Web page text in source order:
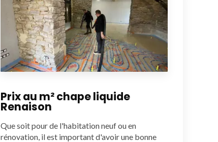
Prix au m² chape liquide
Renaison
Que soit pour de l'habitation neuf ou en
rénovation, il est important d'avoir une bonne